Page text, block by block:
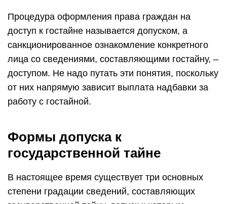
Процедура оформления права граждан на
доступ к гостайне называется допуском, а
санкционированное ознакомление конкретного
лица со сведениями, составляющими гостайну, –
доступом. Не надо путать эти понятия, поскольку
от них напрямую зависит выплата надбавки за
работу с гостайной.
Формы допуска к
государственной тайне
В настоящее время существует три основных
степени градации сведений, составляющих